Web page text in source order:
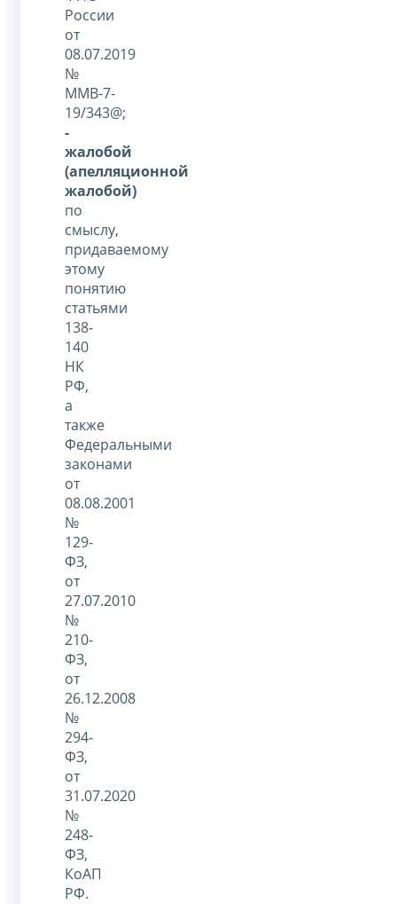
России
от
08.07.2019
№
ММВ-7-
19/343@;
-
жалобой
(апелляционной
жалобой)
по
смыслу,
придаваемому
этому
понятию
статьями
138-
140
НК
РФ,
а
также
Федеральными
законами
от
08.08.2001
№
129-
ФЗ,
от
27.07.2010
№
210-
ФЗ,
от
26.12.2008
№
294-
ФЗ,
от
31.07.2020
№
248-
ФЗ,
КоАП
РФ.